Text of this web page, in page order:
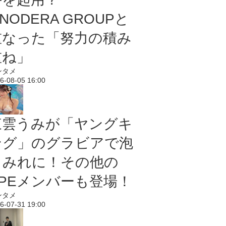
GROUPと
った「努力の積み
」
タメ
08-05 16:00
うみが「ヤングキ
」のグラビアで泡
れに！その他の
メンバーも登場！
タメ
07-31 19:00